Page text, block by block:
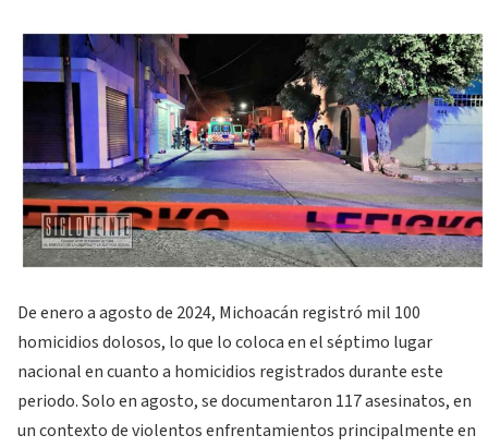
De enero a agosto de 2024, Michoacán registró mil 100
homicidios dolosos, lo que lo coloca en el séptimo lugar
nacional en cuanto a homicidios registrados durante este
periodo. Solo en agosto, se documentaron 117 asesinatos, en
un contexto de violentos enfrentamientos principalmente en